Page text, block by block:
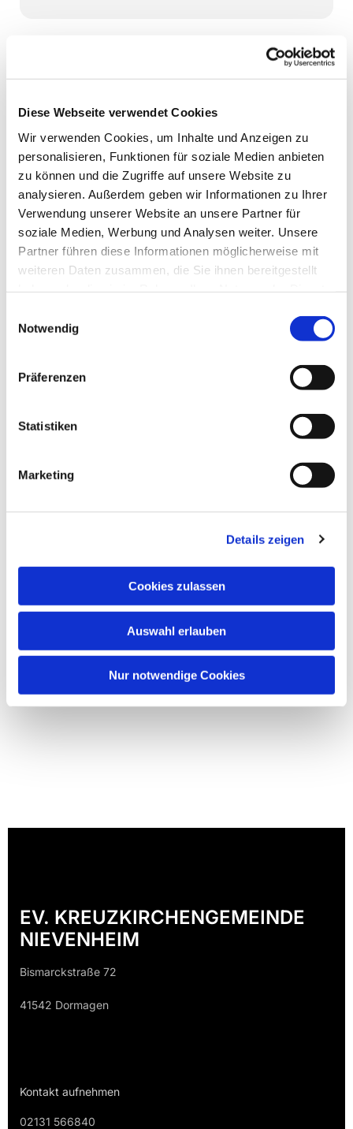
Diese Webseite verwendet Cookies
Wir verwenden Cookies, um Inhalte und Anzeigen zu
personalisieren, Funktionen für soziale Medien anbieten
zu können und die Zugriffe auf unsere Website zu
analysieren. Außerdem geben wir Informationen zu Ihrer
Verwendung unserer Website an unsere Partner für
soziale Medien, Werbung und Analysen weiter. Unsere
Partner führen diese Informationen möglicherweise mit
weiteren Daten zusammen, die Sie ihnen bereitgestellt
Notwendig
Präferenzen
Statistiken
Marketing
Details zeigen
Cookies zulassen
Auswahl erlauben
Nur notwendige Cookies
Dies könnte Sie auch
EV. KREUZKIRCHENGEMEINDE
NIEVENHEIM
Bismarckstraße 72
41542 Dormagen
Kontakt aufnehmen
02131 566840